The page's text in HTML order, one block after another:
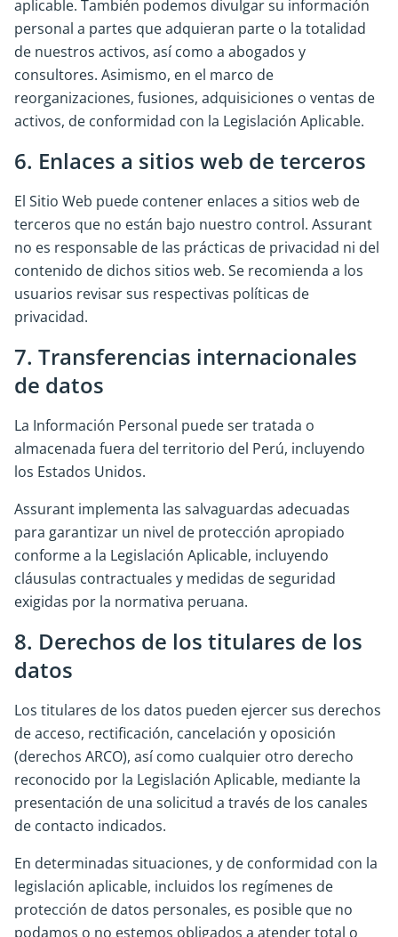
aplicable. También podemos divulgar su información
personal a partes que adquieran parte o la totalidad
de nuestros activos, así como a abogados y
consultores. Asimismo, en el marco de
reorganizaciones, fusiones, adquisiciones o ventas de
activos, de conformidad con la Legislación Aplicable.
6. Enlaces a sitios web de terceros
El Sitio Web puede contener enlaces a sitios web de
terceros que no están bajo nuestro control. Assurant
no es responsable de las prácticas de privacidad ni del
contenido de dichos sitios web. Se recomienda a los
usuarios revisar sus respectivas políticas de
privacidad.
7. Transferencias internacionales
de datos
La Información Personal puede ser tratada o
almacenada fuera del territorio del Perú, incluyendo
los Estados Unidos.
Assurant implementa las salvaguardas adecuadas
para garantizar un nivel de protección apropiado
conforme a la Legislación Aplicable, incluyendo
cláusulas contractuales y medidas de seguridad
exigidas por la normativa peruana.
8. Derechos de los titulares de los
datos
Los titulares de los datos pueden ejercer sus derechos
de acceso, rectificación, cancelación y oposición
(derechos ARCO), así como cualquier otro derecho
reconocido por la Legislación Aplicable, mediante la
presentación de una solicitud a través de los canales
de contacto indicados.
En determinadas situaciones, y de conformidad con la
legislación aplicable, incluidos los regímenes de
protección de datos personales, es posible que no
podamos o no estemos obligados a atender total o